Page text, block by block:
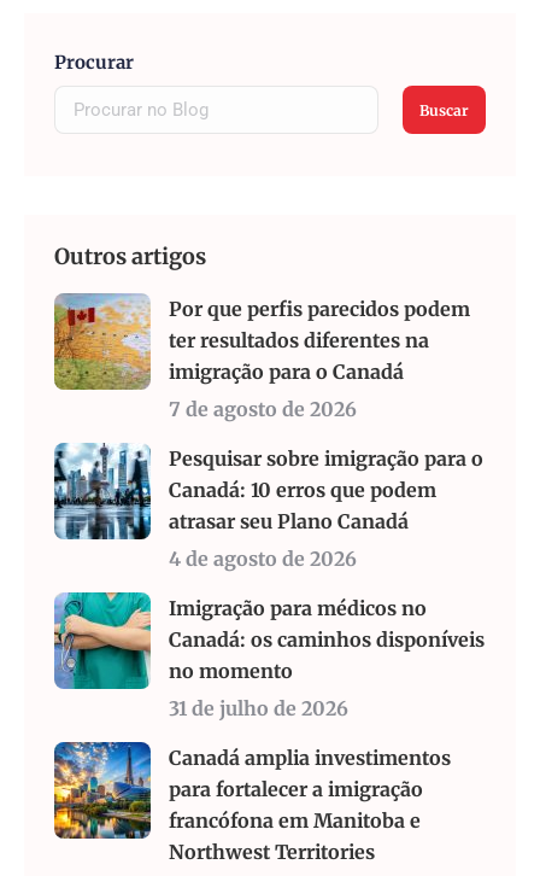
Procurar
Buscar
Outros artigos
Por que perfis parecidos podem
ter resultados diferentes na
imigração para o Canadá
7 de agosto de 2026
Pesquisar sobre imigração para o
Canadá: 10 erros que podem
atrasar seu Plano Canadá
4 de agosto de 2026
Imigração para médicos no
Canadá: os caminhos disponíveis
no momento
31 de julho de 2026
Canadá amplia investimentos
para fortalecer a imigração
francófona em Manitoba e
Northwest Territories